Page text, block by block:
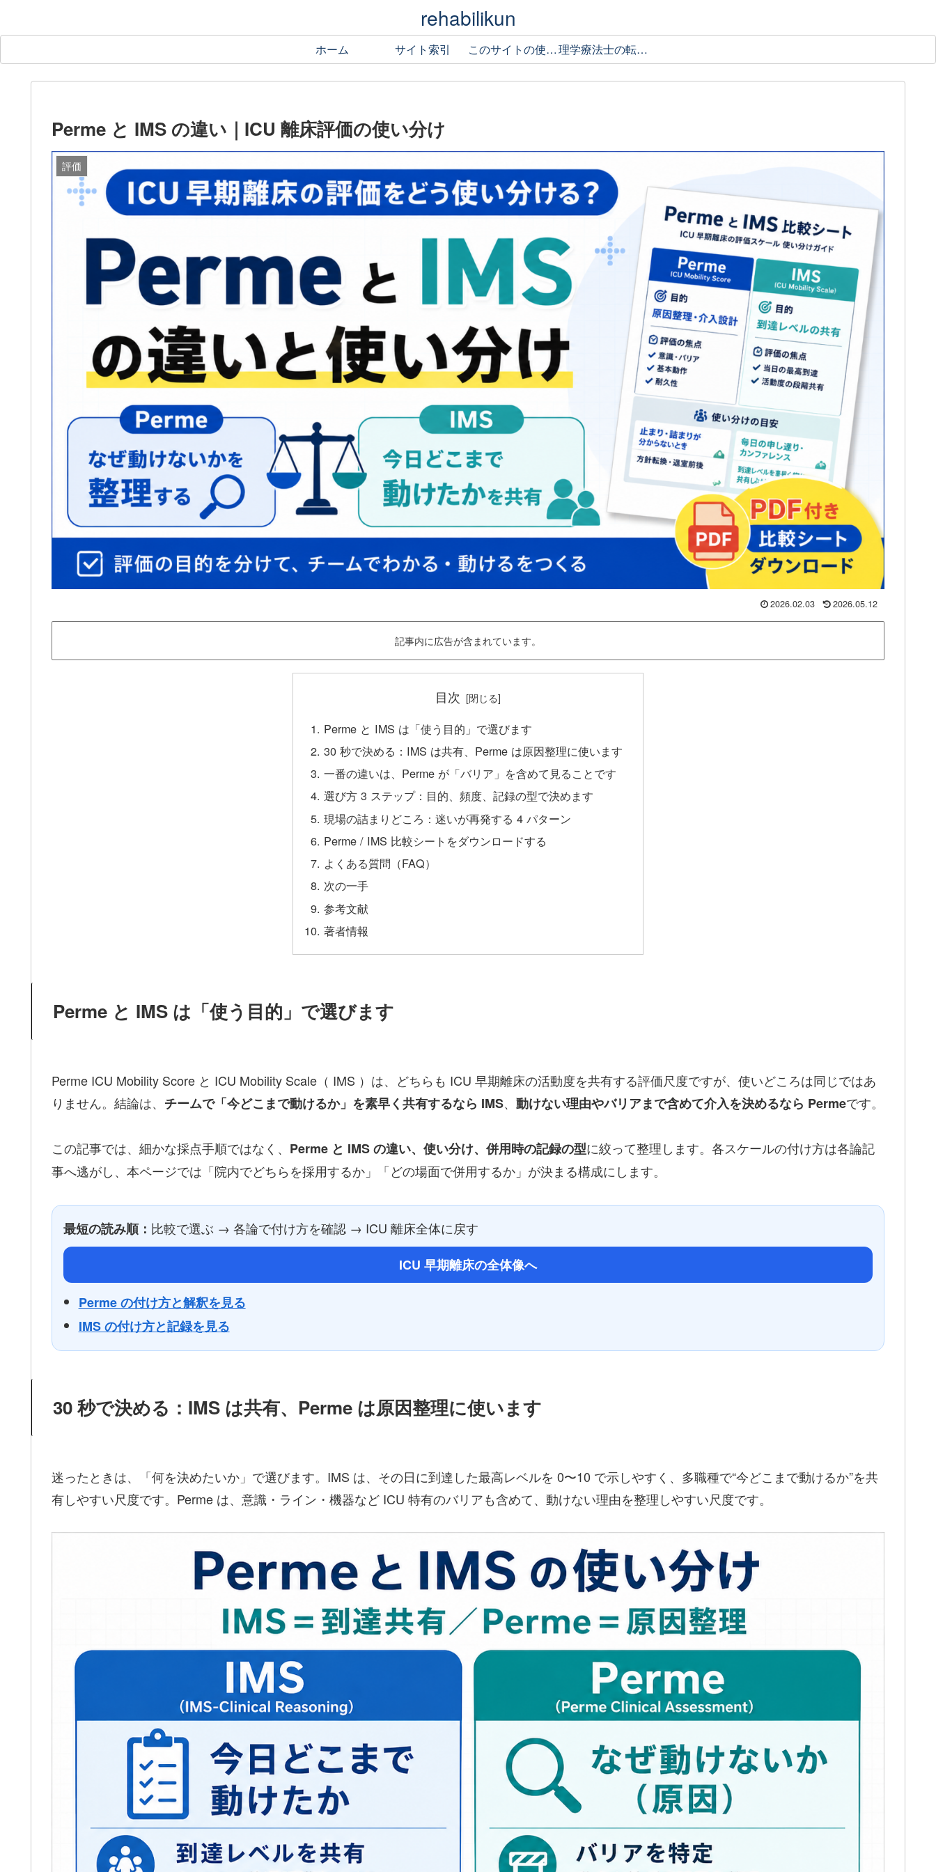
rehabilikun
ホーム サイト索引 このサイトの使い方 理学療法士の転職ガイド
Perme と IMS の違い｜ICU 離床評価の使い分け
評価
2026.02.03 2026.05.12
記事内に広告が含まれています。
目次
Perme と IMS は「使う目的」で選びます
30 秒で決める：IMS は共有、Perme は原因整理に使います
一番の違いは、Perme が「バリア」を含めて見ることです
選び方 3 ステップ：目的、頻度、記録の型で決めます
現場の詰まりどころ：迷いが再発する 4 パターン
Perme / IMS 比較シートをダウンロードする
よくある質問（FAQ）
次の一手
参考文献
著者情報
Perme と IMS は「使う目的」で選びます
Perme ICU Mobility Score と ICU Mobility Scale（ IMS ）は、どちらも ICU 早期離床の活動度を共有する評価尺度ですが、使いどころは同じではあ
りません。結論は、 チームで「今どこまで動けるか」を素早く共有するなら IMS、 動けない理由やバリアまで含めて介入を決めるなら Permeです。
この記事では、細かな採点手順ではなく、 Perme と IMS の違い、使い分け、併用時の記録の型に絞って整理します。各スケールの付け方は各論記
事へ逃がし、本ページでは「院内でどちらを採用するか」「どの場面で併用するか」が決まる構成にします。
最短の読み順： 比較で選ぶ → 各論で付け方を確認 → ICU 離床全体に戻す
ICU 早期離床の全体像へ
Perme の付け方と解釈を見る
IMS の付け方と記録を見る
30 秒で決める：IMS は共有、Perme は原因整理に使います
迷ったときは、「何を決めたいか」で選びます。IMS は、その日に到達した最高レベルを 0〜10 で示しやすく、多職種で“今どこまで動けるか”を共
有しやすい尺度です。Perme は、意識・ライン・機器など ICU 特有のバリアも含めて、動けない理由を整理しやすい尺度です。